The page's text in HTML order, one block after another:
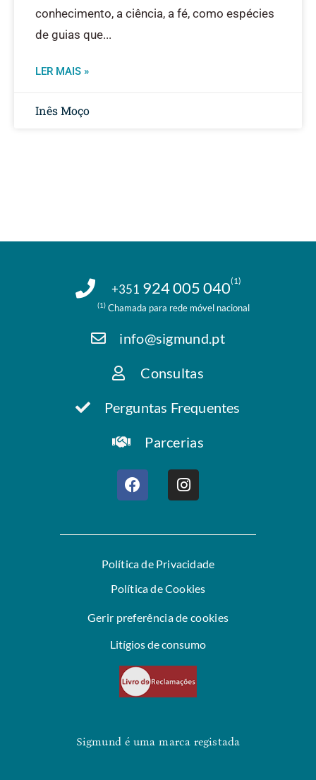
conhecimento, a ciência, a fé, como espécies
de guias que
LER MAIS »
Inês Moço
+351 924 005 040(1)
(1) Chamada para rede móvel nacional
info@sigmund.pt
Consultas
Perguntas Frequentes
Parcerias
Política de Privacidade
Política de Cookies
Gerir preferência de cookies
Litígios de consumo
Sigmund é uma marca registada